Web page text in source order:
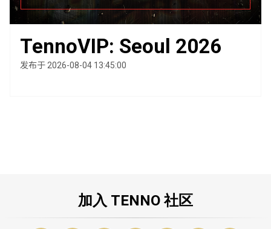
TennoVIP: Seoul 2026
发布于 2026-08-04 13:45:00
加入 TENNO 社区